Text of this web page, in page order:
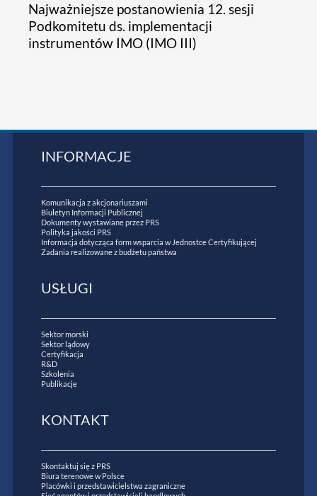
Najważniejsze postanowienia 12. sesji
Podkomitetu ds. implementacji
instrumentów IMO (IMO III)
INFORMACJE
Komunikacja z akcjonariuszami
Biuletyn Informacji Publicznej
Dokumenty wystawiane przez PRS
Polityka jakości PRS
Informacja dotycząca form wsparcia w Jednostce Certyfikującej
Zadania realizowane z budżetu państwa
USŁUGI
Sektor morski
Sektor lądowy
Certyfikacja
R&D
Szkolenia
Publikacje
KONTAKT
Skontaktuj się z PRS
Biura terenowe w Polsce
Placówki i przedstawicielstwa zagraniczne